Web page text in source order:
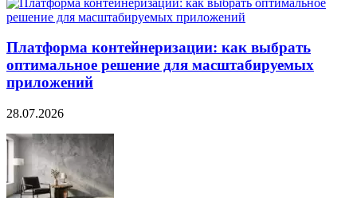
Платформа контейнеризации: как выбрать
оптимальное решение для масштабируемых
приложений
28.07.2026